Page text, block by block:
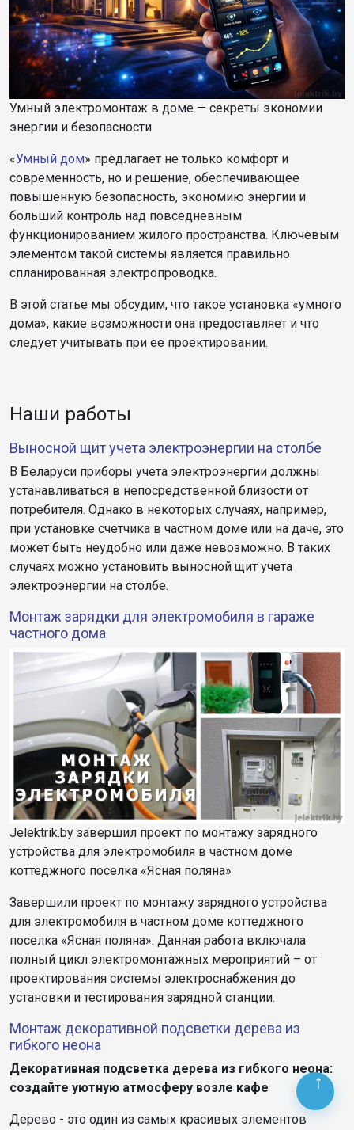
Умный электромонтаж в доме — секреты экономии
энергии и безопасности
«Умный дом» предлагает не только комфорт и
современность, но и решение, обеспечивающее
повышенную безопасность, экономию энергии и
больший контроль над повседневным
функционированием жилого пространства. Ключевым
элементом такой системы является правильно
спланированная электропроводка.
В этой статье мы обсудим, что такое установка «умного
дома», какие возможности она предоставляет и что
следует учитывать при ее проектировании.
Наши работы
Выносной щит учета электроэнергии на столбе
В Беларуси приборы учета электроэнергии должны
устанавливаться в непосредственной близости от
потребителя. Однако в некоторых случаях, например,
при установке счетчика в частном доме или на даче, это
может быть неудобно или даже невозможно. В таких
случаях можно установить выносной щит учета
электроэнергии на столбе.
Монтаж зарядки для электромобиля в гараже
частного дома
Jelektrik.by завершил проект по монтажу зарядного
устройства для электромобиля в частном доме
коттеджного поселка «Ясная поляна»
Завершили проект по монтажу зарядного устройства
для электромобиля в частном доме коттеджного
поселка «Ясная поляна». Данная работа включала
полный цикл электромонтажных мероприятий – от
проектирования системы электроснабжения до
установки и тестирования зарядной станции.
Монтаж декоративной подсветки дерева из
гибкого неона
Декоративная подсветка дерева из гибкого неона:
создайте уютную атмосферу возле кафе
Дерево - это один из самых красивых элементов